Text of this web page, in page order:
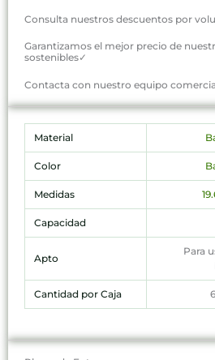
Consulta nuestros descuentos por
Garantizamos el mejor precio de
sostenibles✓
Contacta con nuestro equipo
Material
Color
Medidas
Capacidad
Apto
Para
Cantidad por Caja